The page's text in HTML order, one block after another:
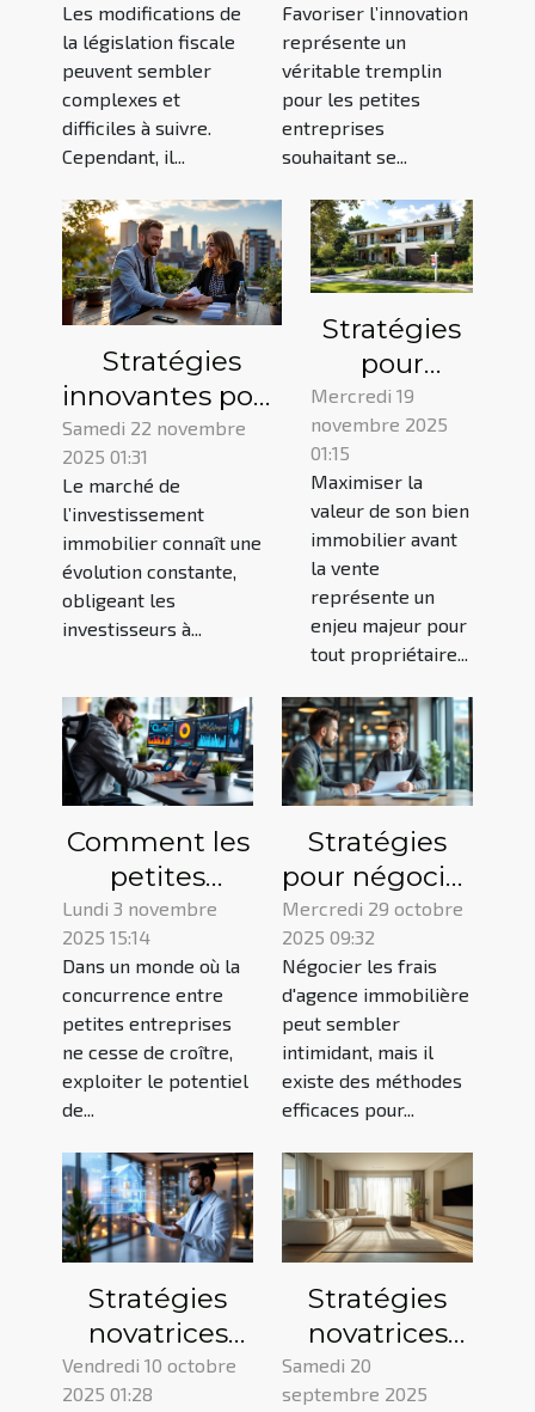
récentes de
la législation
fiscale ?
Les modifications de
la législation fiscale
peuvent sembler
complexes et
difficiles à suivre.
Cependant, il...
dans les
petites
entreprises
Favoriser l’innovation
représente un
véritable tremplin
pour les petites
entreprises
souhaitant se...
Stratégies
innovantes pour
diversifier vos
investissements
immobiliers
Samedi 22 novembre
2025 01:31
Le marché de
l’investissement
immobilier connaît une
évolution constante,
obligeant les
investisseurs à...
Stratégies
pour
maximiser
la valeur de
votre bien
immobilier
avant la
vente
Mercredi 19
novembre 2025
01:15
Maximiser la
valeur de son bien
immobilier avant
la vente
représente un
enjeu majeur pour
tout propriétaire...
Comment les
petites
entreprises
peuvent
utiliser les
modèles
d'analyse de
données pour
leurs revenus
?
Lundi 3 novembre
2025 15:14
Dans un monde où la
concurrence entre
petites entreprises
ne cesse de croître,
exploiter le potentiel
de...
Stratégies
pour négocier
les frais
d'agence
immobilière
efficacement
Mercredi 29 octobre
2025 09:32
Négocier les frais
d'agence immobilière
peut sembler
intimidant, mais il
existe des méthodes
efficaces pour...
Stratégies
novatrices
pour
augmenter la
Vendredi 10 octobre
2025 01:28
Stratégies
novatrices
pour
maximiser le
Samedi 20
septembre 2025